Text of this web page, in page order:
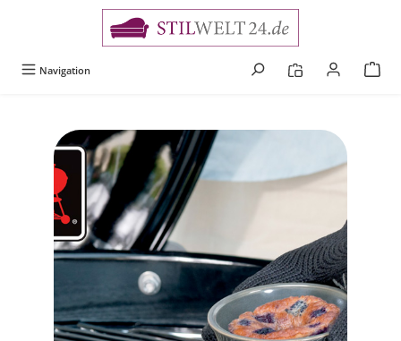
Navigation